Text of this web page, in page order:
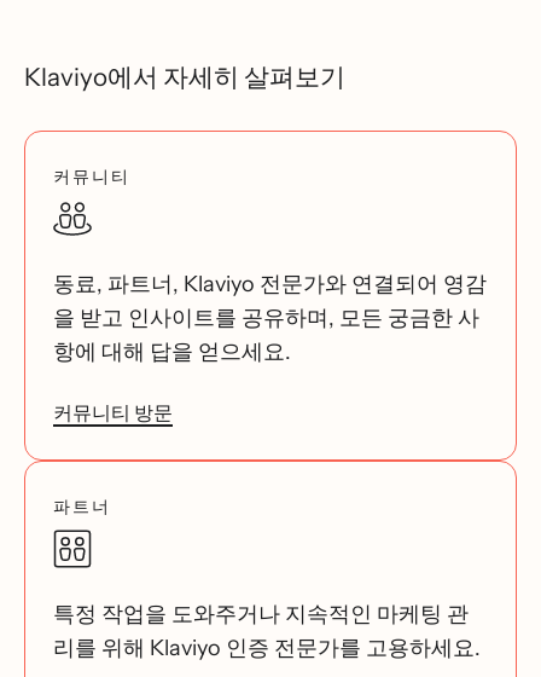
Klaviyo에서 자세히 살펴보기
커뮤니티
동료, 파트너, Klaviyo 전문가와 연결되어 영감
을 받고 인사이트를 공유하며, 모든 궁금한 사
항에 대해 답을 얻으세요.
커뮤니티 방문
파트너
특정 작업을 도와주거나 지속적인 마케팅 관
리를 위해 Klaviyo 인증 전문가를 고용하세요.